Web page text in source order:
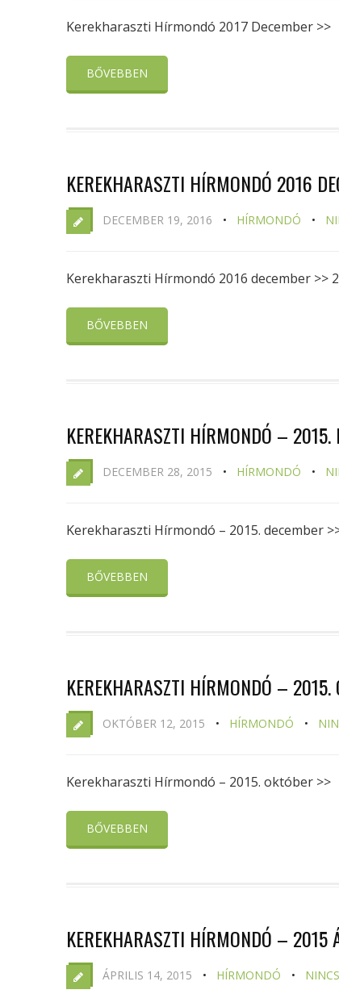
Kerekharaszti Hírmondó 2017 December >>
BŐVEBBEN
KEREKHARASZTI HÍRMONDÓ 2016
DECEMBER 19, 2016 HÍRMONDÓ
Kerekharaszti Hírmondó 2016 december >>
BŐVEBBEN
KEREKHARASZTI HÍRMONDÓ – 2015.
DECEMBER 28, 2015 HÍRMONDÓ
Kerekharaszti Hírmondó – 2015. december
BŐVEBBEN
KEREKHARASZTI HÍRMONDÓ – 2015.
OKTÓBER 12, 2015 HÍRMONDÓ
Kerekharaszti Hírmondó – 2015. október >>
BŐVEBBEN
KEREKHARASZTI HÍRMONDÓ – 2015
ÁPRILIS 14, 2015 HÍRMONDÓ